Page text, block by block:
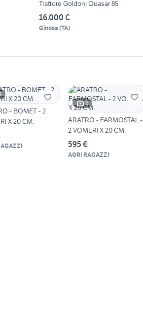
Trattore Goldoni Quasar 85
16.000 €
Ginosa (TA)
- BOMET - 2
X 20 CM.
6
ARATRO - FARMOSTAL -
2 VOMERI X 20 CM.
595 €
AGRI RAGAZZI